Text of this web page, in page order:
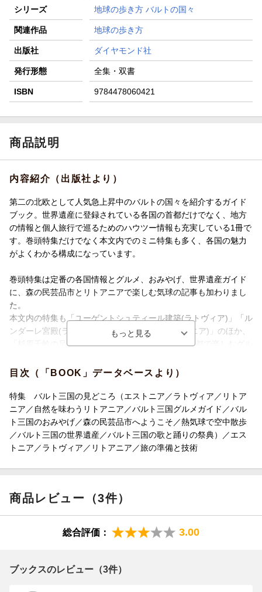
シリーズ 地球の歩き方 バルトの国々
関連作品 地球の歩き方
出版社 ダイヤモンド社
発行形態 全集・双書
ISBN 9784478060421
商品説明
内容紹介（出版社より）
第二の北欧として人気急上昇中のバルトの国々を紹介するガイド
ブック。世界遺産に登録されている各国の首都だけでなく、地方
の情報と個人旅行で巡るためのハウツー情報も充実している1冊で
す。巻頭特集だけでなく本文内でのミニ特集も多く、各国の魅力
がよくわかる構成になっています。
巻頭特集は定番の各国情報とグルメ、おみやげ、世界遺産ガイド
に、森の民芸品市とリトアニアで楽しむ気球の記事も加わりまし
た。
本文内の特集も「ユーゲントシュティール建築(ラトヴィア)」「ル
ンダーレ宮殿(ラトヴィア)」「十字架の丘(リトアニア)」のほか、
「杉原千畝の足跡を辿る(リトアニア)」も追加。首都で楽しむグル
バルト三国の見どころ(エストニア、ラトヴィア、リトアニア)、リ
トアニアのすてきな田舎、バルト三国グルメガイド、バルト三国
のおみやげ、森の民芸品市、気球に乗ってリトアニア、バルト三
国の世界遺産、バルト三国の歌と踊りの祭典
ンダーレ宮殿、ヴィリニュス クリエーターズショップガイド、リ
【エストニア】タリン、ラヘマー国立公園、ラクヴェレ、ナルヴ
ァ、ハープサル、ヒーウマー島、サーレマー島、パルヌ、タルト
ゥ、ヴァルガ/ヴァルカ
目次（「BOOK」データベースより）
特集 バルト三国の見どころ（エストニア／ラトヴィア／リトア
ニア／自然を味わうリトアニア／バルト三国グルメガイド／バル
ト三国のおみやげ／森の民芸品市へようこそ／熱気球で空中散歩
／バルト三国の世界遺産／バルト三国の歌と踊りの祭典）／エス
トニア／ラトヴィア／リトアニア／旅の準備と技術
商品レビュー（3件）
総合評価： 3.00
ブックスのレビュー（3件）